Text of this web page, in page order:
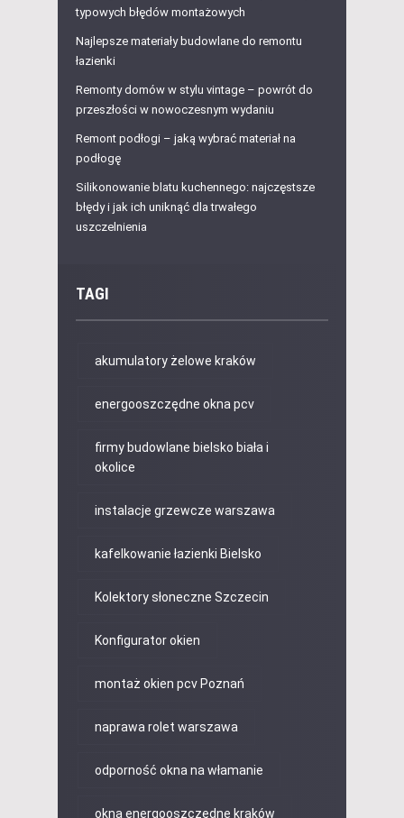
typowych błędów montażowych
Najlepsze materiały budowlane do remontu
łazienki
Remonty domów w stylu vintage – powrót do
przeszłości w nowoczesnym wydaniu
Remont podłogi – jaką wybrać materiał na
podłogę
Silikonowanie blatu kuchennego: najczęstsze
błędy i jak ich uniknąć dla trwałego
uszczelnienia
TAGI
akumulatory żelowe kraków
energooszczędne okna pcv
firmy budowlane bielsko biała i
okolice
instalacje grzewcze warszawa
kafelkowanie łazienki Bielsko
Kolektory słoneczne Szczecin
Konfigurator okien
montaż okien pcv Poznań
naprawa rolet warszawa
odporność okna na włamanie
okna energooszczędne kraków